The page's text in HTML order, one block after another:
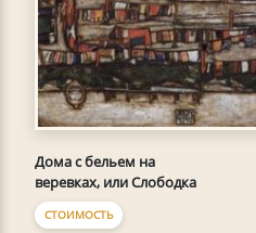
Дома с бельем на
веревках, или Слободка
СТОИМОСТЬ